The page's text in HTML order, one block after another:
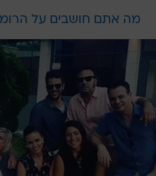
מה אתם חושבים על